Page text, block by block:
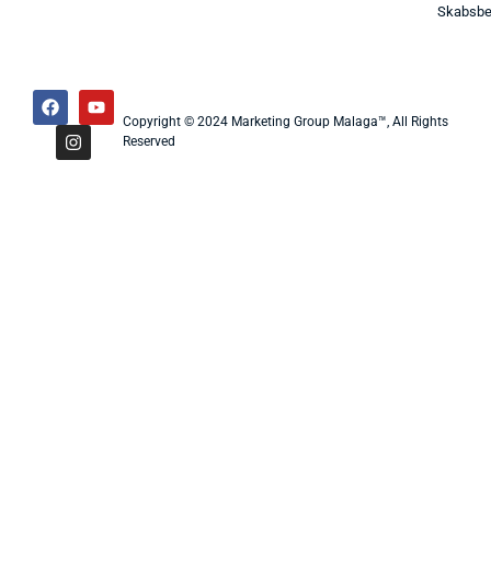
Copyright © 2024 Marketing Group Malaga™, All Rights
Reserved